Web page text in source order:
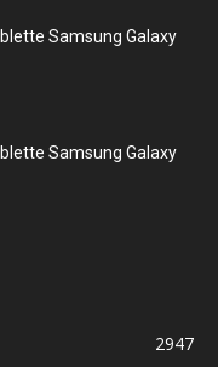
Samsung Galaxy
Samsung Galaxy
2947